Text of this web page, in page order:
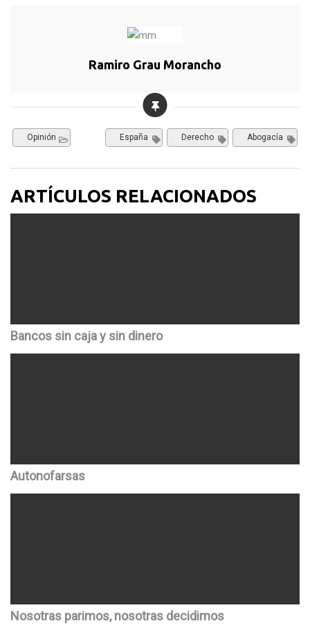
Ramiro Grau Morancho
Opinión Abogacía
Derecho
España
ARTÍCULOS RELACIONADOS
Bancos sin caja y sin dinero
Autonofarsas
Nosotras parimos, nosotras decidimos